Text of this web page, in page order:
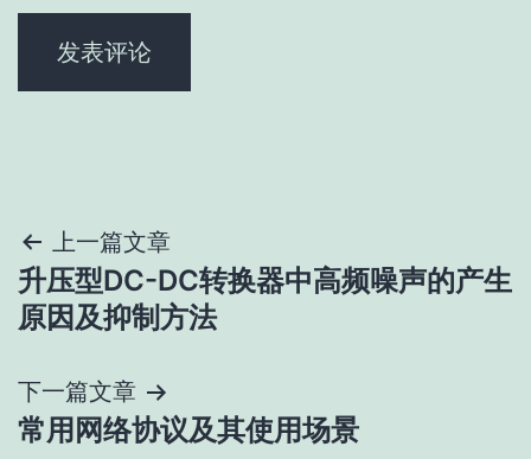
文
章
航
上一篇文章
升压型DC-DC转换器中高频噪声的产生
原因及抑制方法
下一篇文章
常用网络协议及其使用场景